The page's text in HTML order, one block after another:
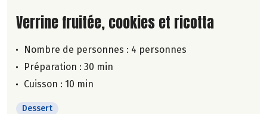
Lire la suite de la recette
Verrine fruitée, cookies et ricotta
Nombre de personnes : 4 personnes
Préparation : 30 min
Cuisson : 10 min
Dessert